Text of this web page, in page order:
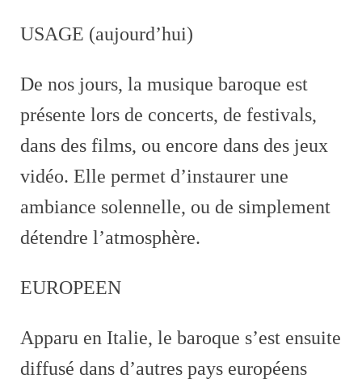
USAGE (aujourd’hui)
De nos jours, la musique baroque est
présente lors de concerts, de festivals,
dans des films, ou encore dans des jeux
vidéo. Elle permet d’instaurer une
ambiance solennelle, ou de simplement
détendre l’atmosphère.
EUROPEEN
Apparu en Italie, le baroque s’est ensuite
diffusé dans d’autres pays européens